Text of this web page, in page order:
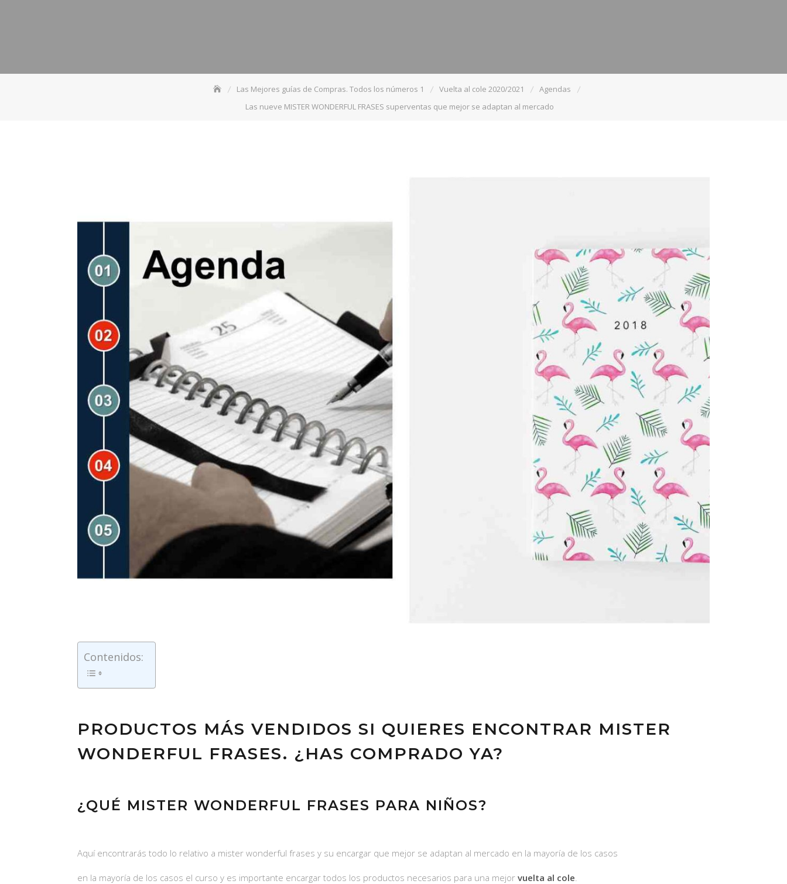
Las Mejores guías de Compras. Todos los números 1 Vuelta al cole 2020/2021
Agendas
Las nueve MISTER WONDERFUL FRASES superventas que mejor se adaptan al mercado
Contenidos:
PRODUCTOS MÁS VENDIDOS SI QUIERES ENCONTRAR MISTER
WONDERFUL FRASES. ¿HAS COMPRADO YA?
¿QUÉ MISTER WONDERFUL FRASES PARA NIÑOS?
Aquí encontrarás todo lo relativo a mister wonderful frases y su encargar que mejor se adaptan al mercado en la mayoría de los casos
en la mayoría de los casos el curso y es importante encargar todos los productos necesarios para una mejor vuelta al cole.